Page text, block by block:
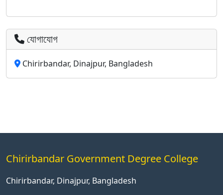
যোগাযোগ
Chirirbandar, Dinajpur, Bangladesh
Chirirbandar Government Degree College
Chirirbandar, Dinajpur, Bangladesh